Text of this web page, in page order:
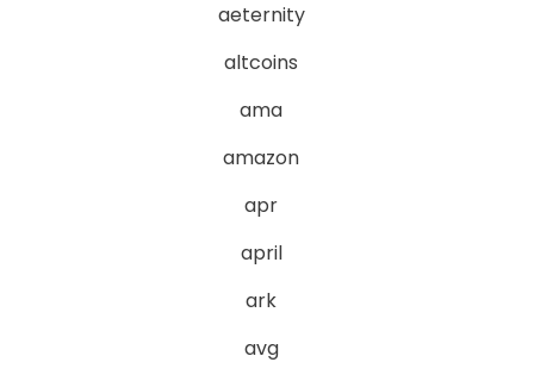
aeternity
altcoins
ama
amazon
apr
april
ark
avg